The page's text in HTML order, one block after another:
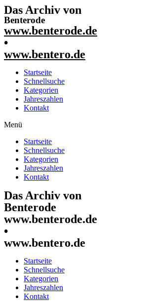
Das Archiv von
Benterode
www.benterode.de
•
www.bentero.de
Startseite
Schnellsuche
Kategorien
Jahreszahlen
Kontakt
Menü
Startseite
Schnellsuche
Kategorien
Jahreszahlen
Kontakt
Das Archiv von
Benterode
www.benterode.de
•
www.bentero.de
Startseite
Schnellsuche
Kategorien
Jahreszahlen
Kontakt